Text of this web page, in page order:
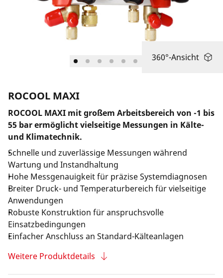
Länderauswahl
Unternehmen und Karriere
360°-Ansicht
ROCOOL MAXI
ROCOOL MAXI mit großem Arbeitsbereich von -1 bis
55 bar ermöglicht vielseitige Messungen in Kälte-
und Klimatechnik.
Schnelle und zuverlässige Messungen während
Wartung und Instandhaltung
Hohe Messgenauigkeit für präzise Systemdiagnosen
Breiter Druck- und Temperaturbereich für vielseitige
Anwendungen
Robuste Konstruktion für anspruchsvolle
Einsatzbedingungen
Einfacher Anschluss an Standard-Kälteanlagen
Weitere Produktdetails